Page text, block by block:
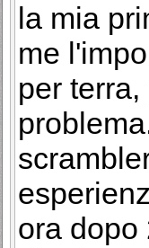
la mia
me
per
ora dopo